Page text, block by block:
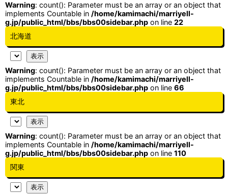
Warning: count(): Parameter must be an array or an object that
implements Countable in /home/kamimachi/marriyell-
g.jp/public_html/bbs/bbs00sidebar.php on line 22
北海道
Warning: count(): Parameter must be an array or an object that
implements Countable in /home/kamimachi/marriyell-
g.jp/public_html/bbs/bbs00sidebar.php on line 66
東北
Warning: count(): Parameter must be an array or an object that
implements Countable in /home/kamimachi/marriyell-
g.jp/public_html/bbs/bbs00sidebar.php on line 110
関東